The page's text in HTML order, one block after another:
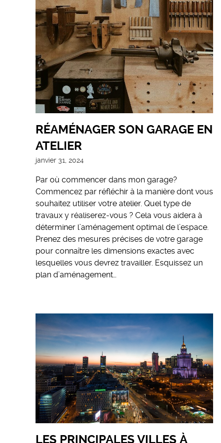
RÉAMÉNAGER SON GARAGE EN
ATELIER
janvier 31, 2024
Par où commencer dans mon garage?
Commencez par réfléchir à la manière dont vous
souhaitez utiliser votre atelier. Quel type de
travaux y réaliserez-vous ? Cela vous aidera à
déterminer l’aménagement optimal de l’espace.
Prenez des mesures précises de votre garage
pour connaître les dimensions exactes avec
lesquelles vous devrez travailler. Esquissez un
plan d’aménagement…
LES PRINCIPALES VILLES À